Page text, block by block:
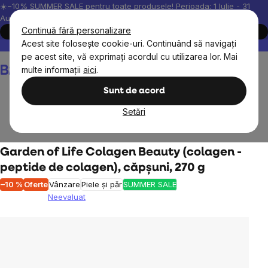
Continuă fără personalizare
Acest site folosește cookie-uri. Continuând să navigați
pe acest site, vă exprimați acordul cu utilizarea lor. Mai
multe informații aici.
Sunt de acord
Setări
Treci
la
conținut
☀️−10% SUMMER SALE pentru toate produsele! Perioada: 1 Iulie - 31
August, 2026.
Cumpără acum
Peste 200.000 de recenzii verificate
Produsele noastre sunt
Coş
de
Garden of Life Colagen Beauty (colagen -
peptide de colagen), căpșuni, 270 g
–10 % OferteVânzarePiele și părSUMMER SALE
Neevaluat